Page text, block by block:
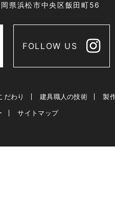
県浜松市中央区飯田町56
FOLLOW US
だわり 建具職人の技術 製
サイトマップ